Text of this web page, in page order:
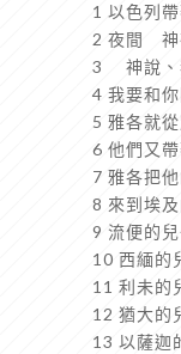
1 以色列
2 夜間 神
3 神說、
4 我要和
5 雅各就
6 他們又
7 雅各把
8 來到埃
9 流便的
10 西緬的
11 利未的
12 猶大的
13 以薩迦